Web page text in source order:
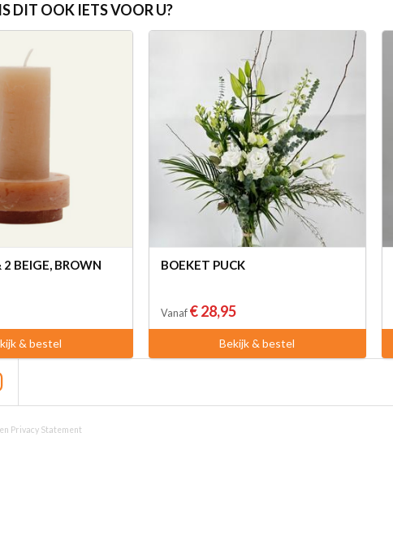
DIT OOK IETS VOOR U?
BEIGE, BROWN
& bestel
BOEKET PUCK
Vanaf € 28,95
Bekijk & bestel
Privacy Statement